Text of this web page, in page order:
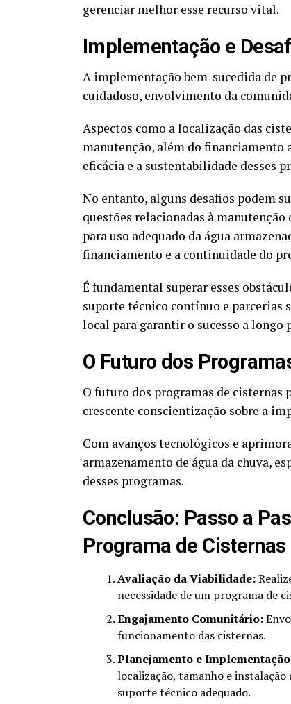
gerenciar melhor esse recurso vital.
Implementação e
A implementação bem-sucedida de
cuidadoso, envolvimento da
Aspectos como a localização das
manutenção, além do financiamento
eficácia e a sustentabilidade desses
No entanto, alguns desafios podem
questões relacionadas à
para uso adequado da água
financiamento e a continuidade do
É fundamental superar esses
suporte técnico contínuo e parcerias
local para garantir o sucesso a longo
O Futuro dos
O futuro dos programas de cisternas
crescente conscientização sobre a
Com avanços tecnológicos e
armazenamento de água da chuva,
desses programas.
Conclusão: Passo a
Programa de Cisternas
Avaliação da Viabilidade:
necessidade de um programa de
Engajamento Comunitário:
funcionamento das cisternas.
Planejamento e
localização, tamanho e
suporte técnico adequado.